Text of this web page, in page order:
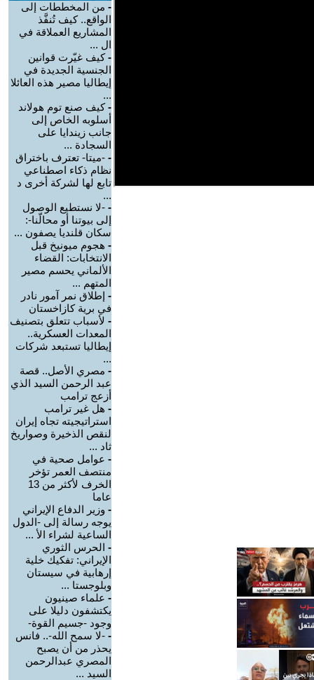
- من المخططات إلى
الواقع.. كيف تُنفَّذ
المشاريع العملاقة في
ال ...
-كيف غيّرت قوانين
الجنسية الجديدة في
إيطاليا مصير هذه العائلا
...
-كيف صنع توم هولاند
أسلوبه الخاص إلى
جانب زيندايا على
السجادة ...
- -ميتا- تعترف باختراق
نظام ذكاء اصطناعي
تابع لها لشركة أخرى د
...
- -لا نستطيع الوصول
إلى بيوتنا أو محالّنا-:
سكان قلنديا يصفون ...
- هجوم ميونيخ قبل
الانتخابات: القضاء
الألماني يحسم مصير
المتهم ...
- إطلاق نمر آمور نادر
في برية كازاخستان
- لأسباب تتعلق بتصنيف
المعدات العسكرية..
إيطاليا تستبعد شركات
...
- مصري الأصل.. قصة
عبد الرحمن السيد الذي
أزعج ترامب
- هل غير ترامب
استراتيجيته تجاه إيران
لنقص الذخيرة وصواريخ
ثاد ...
- عوامل صحية في
منتصف العمر تؤخر
الخرف لأكثر من 13
عاما
- وزير الدفاع الإيراني
يوجه رسالة إلى -الدول
الساعية لشراء الأ ...
- الحرس الثوري
الإيراني: تفكيك خلية
إرهابية في سيستان
وبلوجستا ...
- علماء صينيون
يكتشفون دليلا على
وجود -جسيم القوة-
- -لا سمح الله-.. فانس
يحذر من أن يصبح
المصري عبدالرحمن
السيد ...